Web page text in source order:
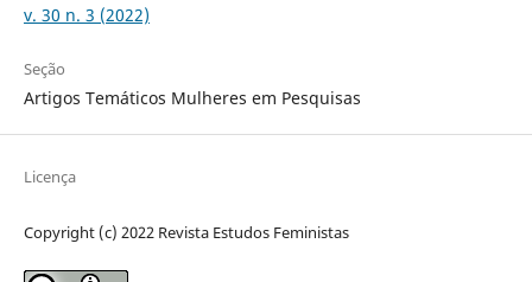
v. 30 n. 3 (2022)
Seção
Artigos Temáticos Mulheres em Pesquisas
Licença
Copyright (c) 2022 Revista Estudos Feministas